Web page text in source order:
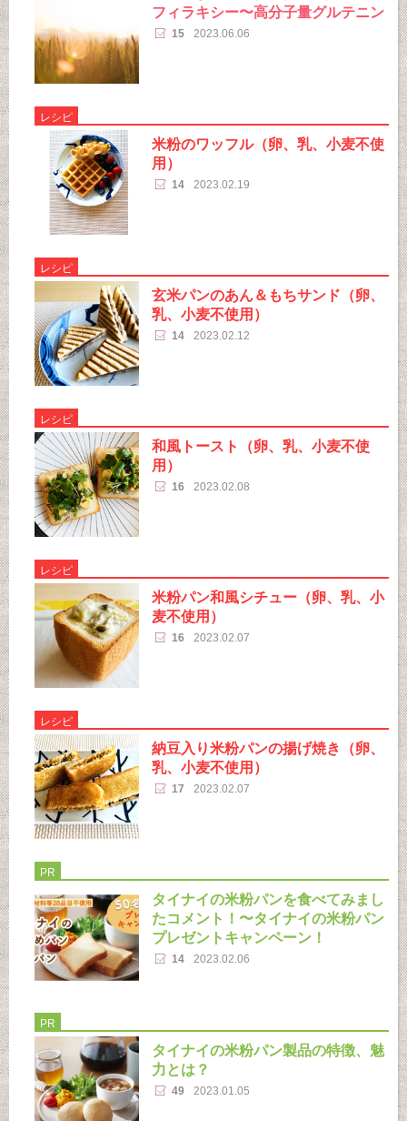
フィラキシー〜高分子量グルテニン
15 2023.06.06
レシピ
米粉のワッフル（卵、乳、小麦不使
用）
14 2023.02.19
レシピ
玄米パンのあん＆もちサンド（卵、
乳、小麦不使用）
14 2023.02.12
レシピ
和風トースト（卵、乳、小麦不使
用）
16 2023.02.08
レシピ
米粉パン和風シチュー（卵、乳、小
麦不使用）
16 2023.02.07
レシピ
納豆入り米粉パンの揚げ焼き（卵、
乳、小麦不使用）
17 2023.02.07
PR
タイナイの米粉パンを食べてみまし
たコメント！〜タイナイの米粉パン
プレゼントキャンペーン！
14 2023.02.06
PR
タイナイの米粉パン製品の特徴、魅
力とは？
49 2023.01.05